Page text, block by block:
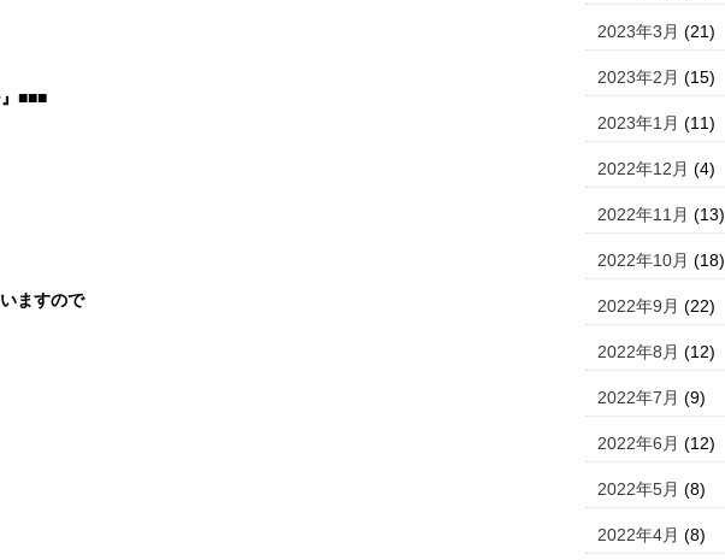
■■■
ますので
2023年3月 (21)
2023年2月 (15)
2023年1月 (11)
2022年12月 (4)
2022年11月 (13)
2022年10月 (18)
2022年9月 (22)
2022年8月 (12)
2022年7月 (9)
2022年6月 (12)
2022年5月 (8)
2022年4月 (8)